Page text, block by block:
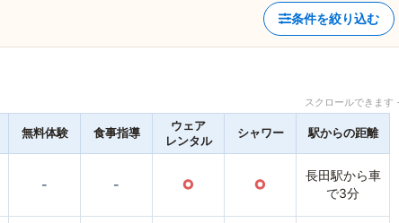
条件を絞り込む
スクロールできま
無料体験 食事指導
ウェア
レンタル
シャワー 駅からの距離
- - ○ ○
長田駅から車
で3分